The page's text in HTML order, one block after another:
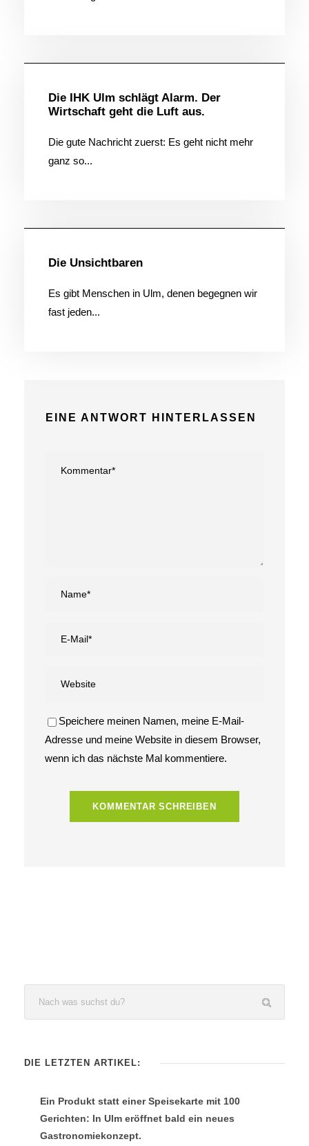
Die IHK Ulm schlägt Alarm. Der
Wirtschaft geht die Luft aus.
Die gute Nachricht zuerst: Es geht nicht mehr
ganz so...
Die Unsichtbaren
Es gibt Menschen in Ulm, denen begegnen wir
fast jeden...
EINE ANTWORT HINTERLASSEN
Speichere meinen Namen, meine E-Mail-
Adresse und meine Website in diesem Browser,
wenn ich das nächste Mal kommentiere.
DIE LETZTEN ARTIKEL:
Ein Produkt statt einer Speisekarte mit 100
Gerichten: In Ulm eröffnet bald ein neues
Gastronomiekonzept.